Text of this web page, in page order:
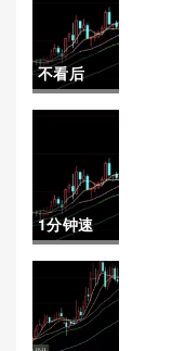
间在线喊
单(专业指
分析的完
美结合)
不看后
悔！国内
金查询平
台(国内期
货保证金
查询平台
1分钟速
看！白银
期货日内